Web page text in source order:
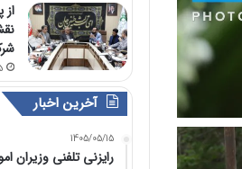
از
آخرین اخبار
1405/05/15
رایزنی تلفنی وزیران